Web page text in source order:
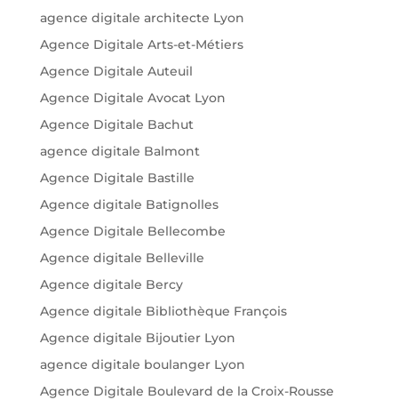
agence digitale architecte Lyon
Agence Digitale Arts-et-Métiers
Agence Digitale Auteuil
Agence Digitale Avocat Lyon
Agence Digitale Bachut
agence digitale Balmont
Agence Digitale Bastille
Agence digitale Batignolles
Agence Digitale Bellecombe
Agence digitale Belleville
Agence digitale Bercy
Agence digitale Bibliothèque François
Agence digitale Bijoutier Lyon
agence digitale boulanger Lyon
Agence Digitale Boulevard de la Croix-Rousse